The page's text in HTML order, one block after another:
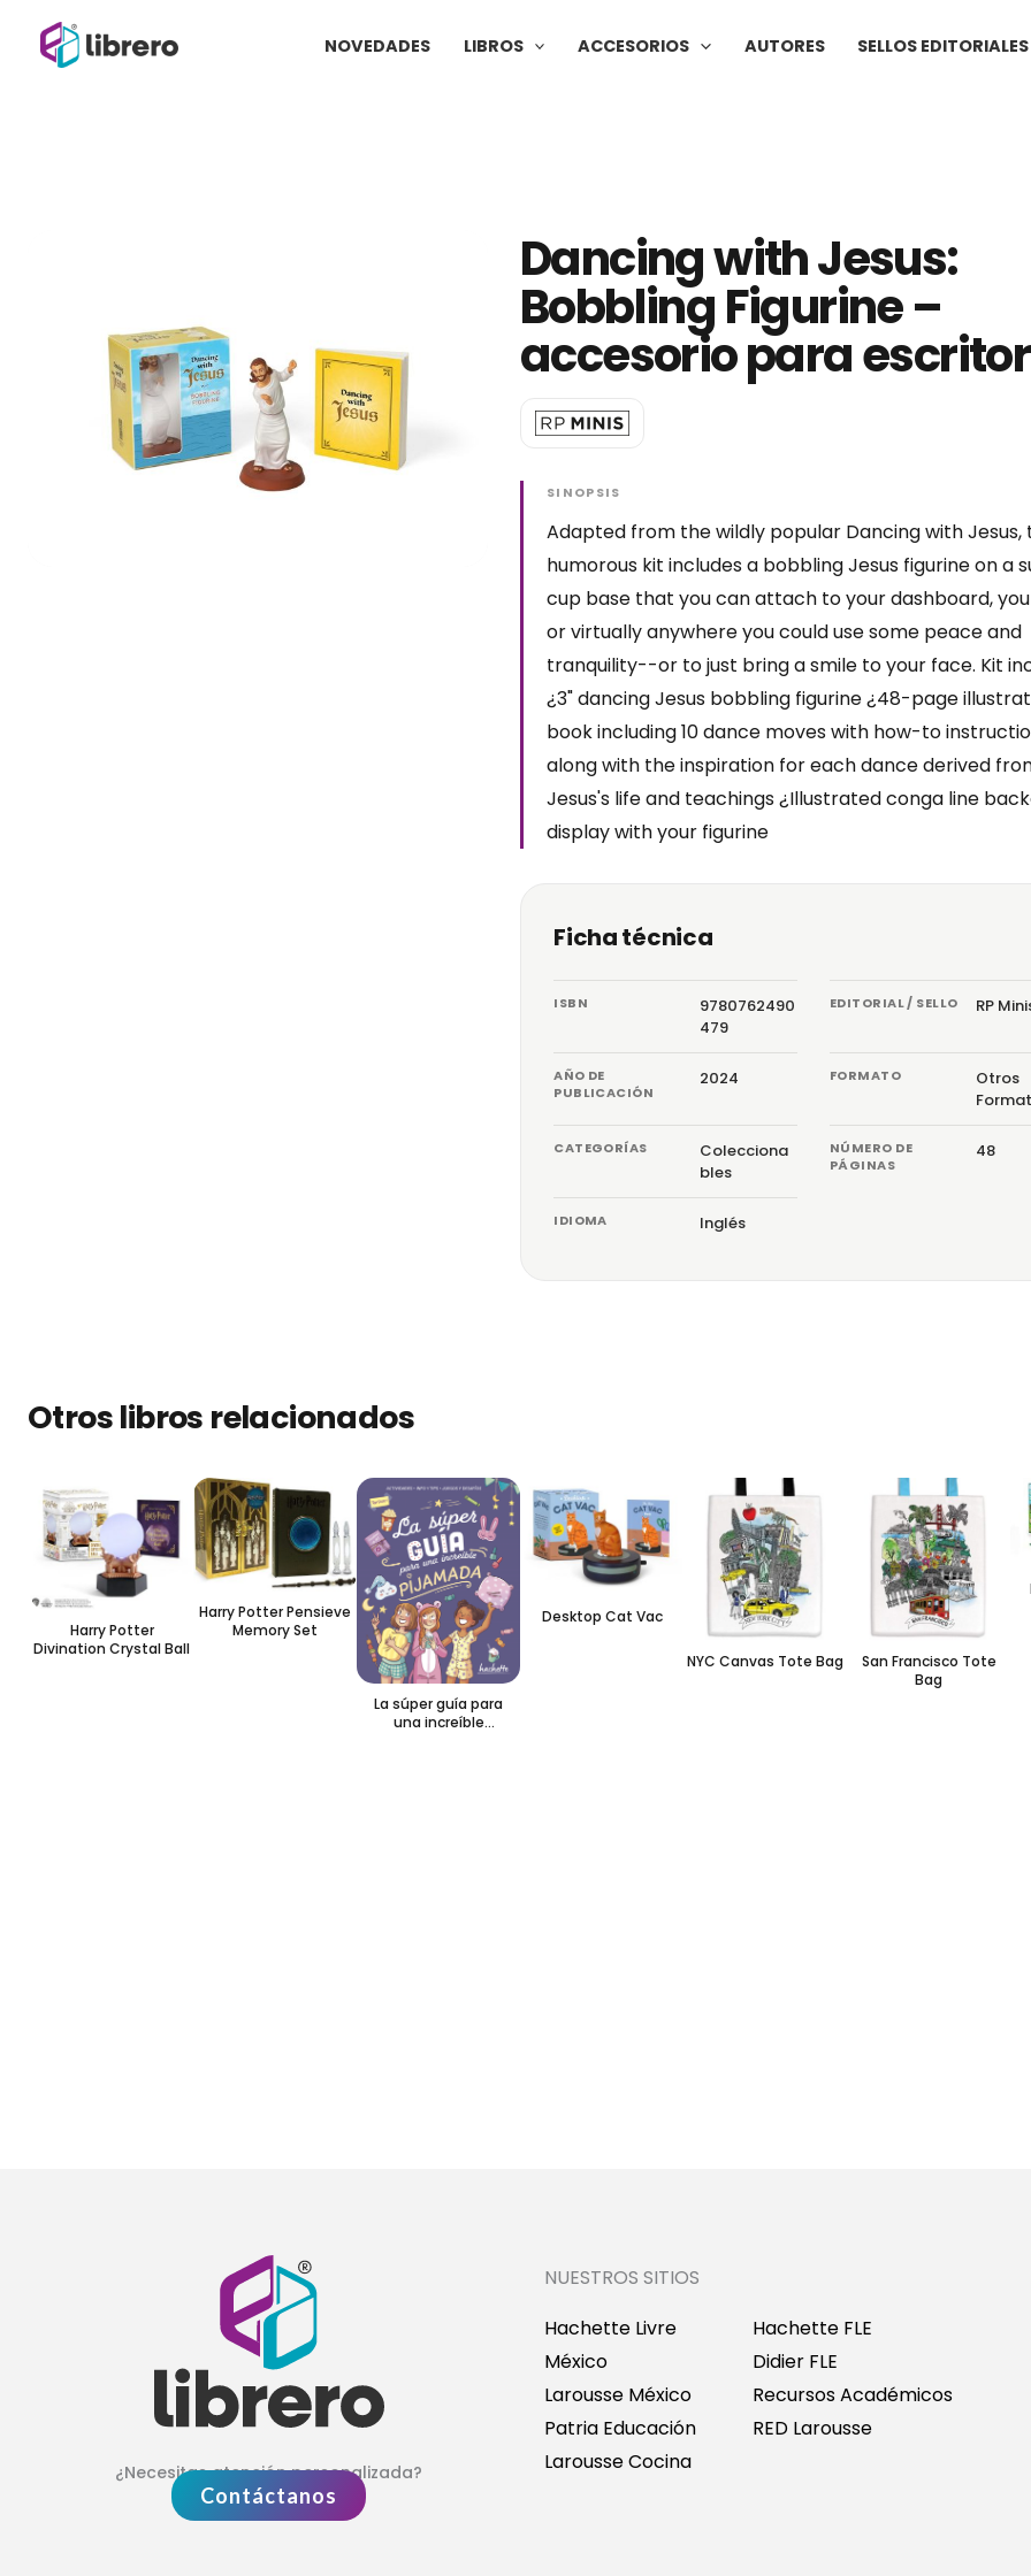
NOVEDADES LIBROS ACCESORIOS AUTORES SELLOS EDITORIALES
Dancing with Jesus:
Bobbling Figurine –
accesorio para
SINOPSIS
Adapted from the wildly popular Dancing with Jesus,
humorous kit includes a bobbling Jesus figurine on a
cup base that you can attach to your dashboard,
or virtually anywhere you could use some peace and
tranquility--or to just bring a smile to your face. Kit
¿3" dancing Jesus bobbling figurine ¿48-page
book including 10 dance moves with how-to
along with the inspiration for each dance derived
Jesus's life and teachings ¿Illustrated conga line
display with your figurine
Ficha técnica
ISBN
9780762490
479
EDITORIAL / SELLO RP
AÑO DE
PUBLICACIÓN
2024 FORMATO
Otros
CATEGORÍAS
Colecciona
bles
NÚMERO DE
PÁGINAS
48
IDIOMA Inglés
Otros libros relacionados
Harry Potter
Divination Crystal Ball
Harry Potter Pensieve
Memory Set
La súper guía para
una increíble
Desktop Cat Vac
NYC Canvas Tote Bag
San Francisco Tote
Bag
¿Necesitas atención personalizada?
Contáctanos
NUESTROS SITIOS
Hachette Livre
México
Larousse México
Patria Educación
Larousse Cocina
Hachette FLE
Didier FLE
Recursos Académicos
RED Larousse